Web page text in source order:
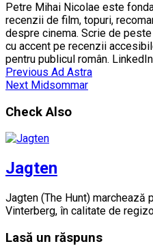
Petre Mihai Nicolae este
recenzii de film, topuri,
despre cinema. Scrie de
cu accent pe recenzii
pentru publicul român.
Previous Ad Astra
Next Midsommar
Check Also
Jagten
Jagten (The Hunt) marchează
Vinterberg, în calitate de
Lasă un răspuns